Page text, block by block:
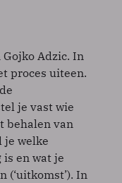
Adzic. In
proces uiteen.
je vast wie
behalen van
je welke
is en wat je
(‘uitkomst’). In